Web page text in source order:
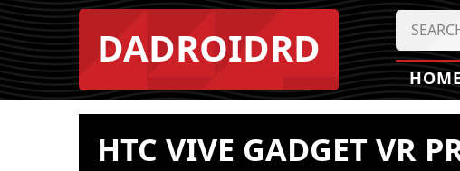
DADROIDRD
HTC VIVE GADGET VR